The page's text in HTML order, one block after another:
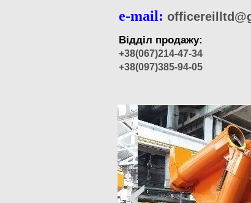
e-mail:
Відділ продажу:
+38(067)214-47-34
+38(097)385-94-05